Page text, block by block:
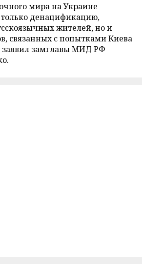
мира на Украине
денацификацию,
жителей, но и
связанных с попытками Киева
заявил замглавы МИД РФ